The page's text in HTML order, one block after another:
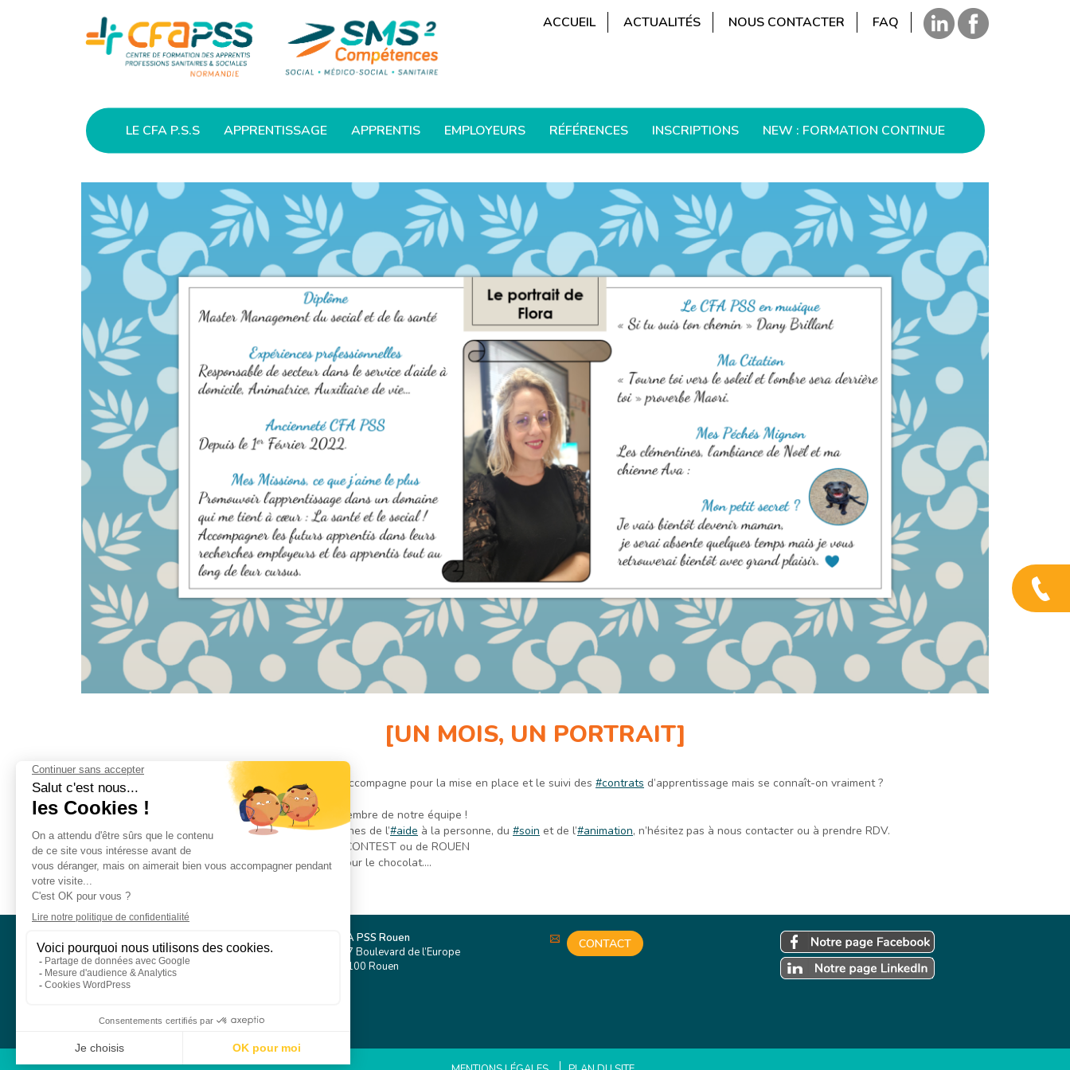
ACCUEIL ACTUALITÉS NOUS CONTACTER FAQ
LE CFA P.S.S APPRENTISSAGE APPRENTIS EMPLOYEURS RÉFÉRENCES INSCRIPTIONS NEW : FORMATION CONTINUE
[UN MOIS, UN PORTRAIT]
Cela fait maintenant 15 ans que le @CFAPSS vous accompagne pour la mise en place et le suivi des #contrats d’apprentissage mais se connaît-on vraiment ?
Qui fait quoi ? A qui s’adresser ?
Chaque mois, nous allons donc vous présenter un membre de notre équipe !
Et n’oubliez pas, si vous êtes intéressé par les domaines de l’#aide à la personne, du #soin et de l’#animation, n’hésitez pas à nous contacter ou à prendre RDV.
Nous vous accueillons dans nos bureaux de SAINT-CONTEST ou de ROUEN
P.S. : il semblerait que l’équipe du CFA ait un faible pour le chocolat….
Aujourd’hui, nous vous présentons Flora
Parc Athéna
Immeuble PASEO
12, rue Ferdinand Buisson
Tél.02 31 53 98 38
CFA PSS Rouen
127 Boulevard de l’Europe
76100 Rouen
CONTACT